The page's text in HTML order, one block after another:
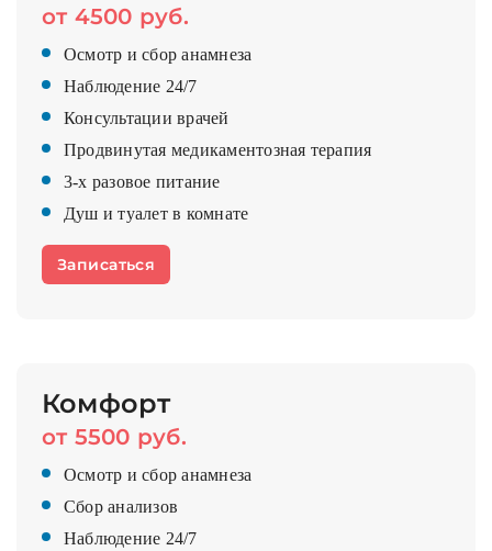
от 4500 руб.
Осмотр и сбор анамнеза
Наблюдение 24/7
Консультации врачей
Продвинутая медикаментозная терапия
3-х разовое питание
Душ и туалет в комнате
Записаться
Комфорт
от 5500 руб.
Осмотр и сбор анамнеза
Сбор анализов
Наблюдение 24/7